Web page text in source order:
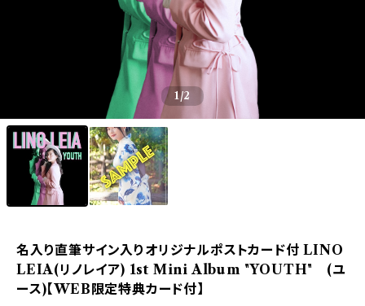
1/2
名入り直筆サイン入りオリジナルポストカード付 LINO
LEIA(リノレイア) 1st Mini Album "YOUTH" (ユ
ース)【WEB限定特典カード付】